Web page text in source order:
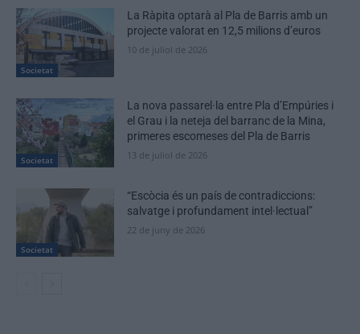
Societat
La Ràpita optarà al Pla de Barris amb un
projecte valorat en 12,5 milions d’euros
10 de juliol de 2026
Societat
La nova passarel·la entre Pla d’Empúries i
el Grau i la neteja del barranc de la Mina,
primeres escomeses del Pla de Barris
13 de juliol de 2026
Societat
“Escòcia és un país de contradiccions:
salvatge i profundament intel·lectual”
22 de juny de 2026